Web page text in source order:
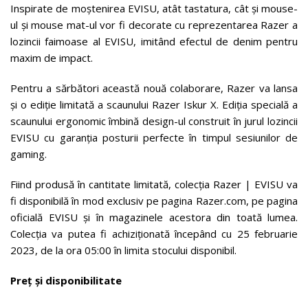
Inspirate de moștenirea EVISU, atât tastatura, cât și mouse-
ul și mouse mat-ul vor fi decorate cu reprezentarea Razer a
lozincii faimoase al EVISU, imitând efectul de denim pentru
maxim de impact.
Pentru a sărbători această nouă colaborare, Razer va lansa
și o ediție limitată a scaunului Razer Iskur X. Ediția specială a
scaunului ergonomic îmbină design-ul construit în jurul lozincii
EVISU cu garanția posturii perfecte în timpul sesiunilor de
gaming.
Fiind produsă în cantitate limitată, colecția Razer | EVISU va
fi disponibilă în mod exclusiv pe pagina Razer.com, pe pagina
oficială EVISU și în magazinele acestora din toată lumea.
Colecția va putea fi achiziționată începând cu 25 februarie
2023, de la ora 05:00 în limita stocului disponibil.
Preț și disponibilitate